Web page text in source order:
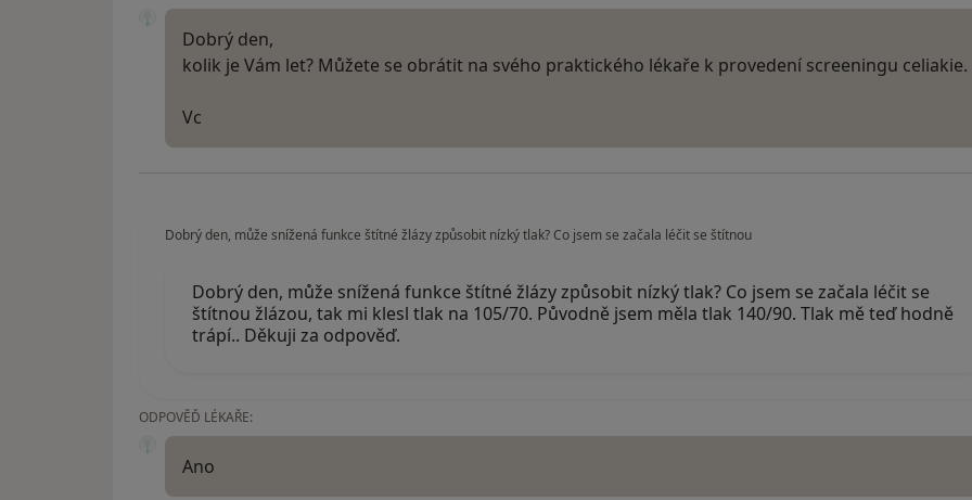
Dobrý den,
kolik je Vám let? Můžete se obrátit na svého praktického lékaře k provedení screeningu celiakie.
Vc
Dobrý den, může snížená funkce štítné žlázy způsobit nízký tlak? Co jsem se začala léčit se štítnou
Dobrý den, může snížená funkce štítné žlázy způsobit nízký tlak? Co jsem se začala léčit se
štítnou žlázou, tak mi klesl tlak na 105/70. Původně jsem měla tlak 140/90. Tlak mě teď hodně
trápí.. Děkuji za odpověď.
ODPOVĚĎ LÉKAŘE:
Ano